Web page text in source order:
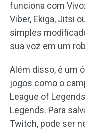
funciona com
Viber, Ekiga, Jitsi
simples
sua voz em um
Além disso, é um
jogos como o
League of
Legends. Para
Twitch, pode ser